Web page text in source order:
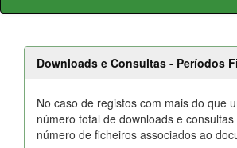
Downloads e Consultas - Períodos
No caso de registos com mais do que
número total de downloads e
número de ficheiros associados ao